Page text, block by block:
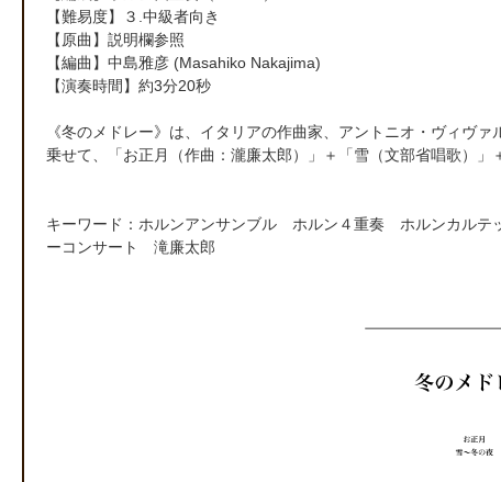
【難易度】３.中級者向き
【原曲】説明欄参照
【編曲】 中島雅彦 (Masahiko Nakajima)
【演奏時間】約3分20秒
《冬のメドレー》は、イタリアの作曲家、アントニオ・ヴィヴ
乗せて、「お正月 （作曲：瀧廉太郎）」＋「雪（文部省唱歌）
キーワード：ホルンアンサンブル ホルン４重奏 ホルンカ
ーコンサート 滝廉太郎